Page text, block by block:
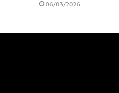
06/03/2026